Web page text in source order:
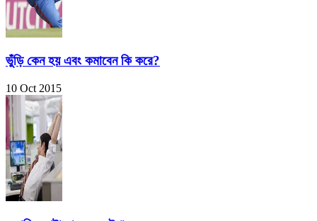
ভুঁড়ি কেন হয় এবং কমাবেন কি করে?
10 Oct 2015